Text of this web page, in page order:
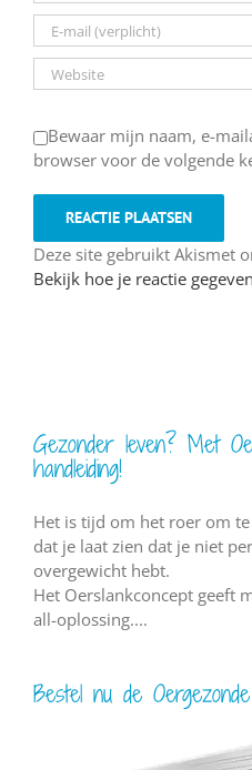
Bewaar mijn naam, e-
browser voor de volgende
Deze site gebruikt Akismet
Bekijk hoe je reactie
Gezonder leven? Met
handleiding!
Het is tijd om het roer om
dat je laat zien dat je niet
overgewicht hebt.
Het Oerslankconcept geeft
all-oplossing....
Bestel nu de